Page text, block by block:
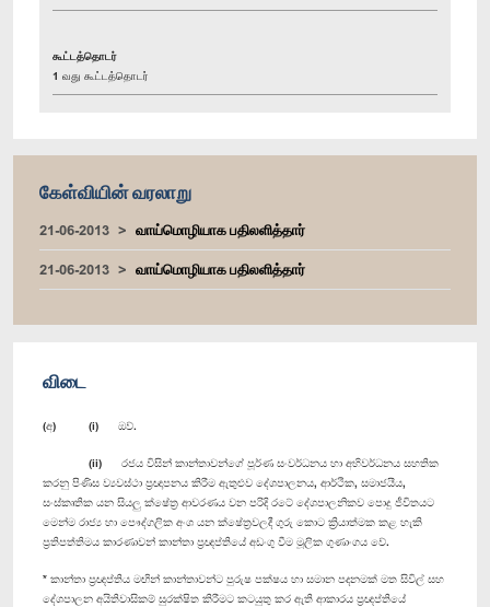
கூட்டத்தொடர்
1 வது கூட்டத்தொடர்
கேள்வியின் வரலாறு
21-06-2013
வாய்மொழியாக பதிலளித்தார்
21-06-2013
வாய்மொழியாக பதிலளித்தார்
விடை
(අ) (i) ඔව්.
(ii) රජය විසින් කාන්තාවන්ගේ පූර්ණ සංවර්ධනය හා අභිවර්ධනය සහතික
කරනු පිණිස ව්‍යවස්ථා ප්‍රඥාපනය කි‍රීම ඇතුළුව දේශපාලනය, ආර්ථික, සමාජයීය,
සංස්කෘතික යන සියලු ක්ෂේත්‍ර ආවරණය වන පරිදි රටේ දේශපාලනිකව පොදු ජීවිතයට
මෙන්ම රාජ්‍ය හා පෞද්ගලික අංශ යන ක්ෂේත්‍රවලදී ගුරු ‍කොට ක්‍රියාත්මක කළ හැකි
ප්‍රතිපත්තිමය කාරණාවන් කාන්තා ප්‍රඥප්තියේ අඩංගු වීම මූලික ගුණාංගය වේ.
* කාන්තා ප්‍රඥප්තිය මඟින් කාන්තාවන්ට පුරුෂ පක්ෂය හා සමාන පදනමක් මත සිවිල් සහ
දේශපාලන අයිතිවාසිකම් සුරක්ෂිත කිරීමට කටයුතු කර ඇති ආකාරය ප්‍රඥප්තියේ